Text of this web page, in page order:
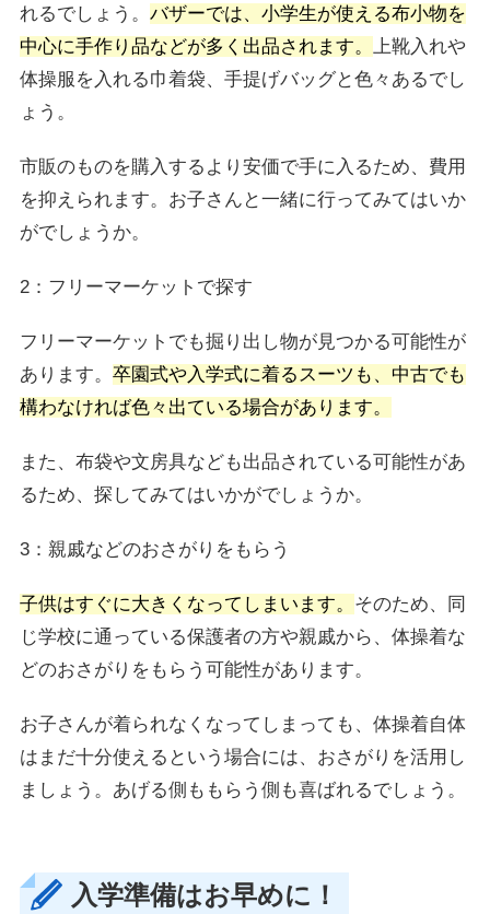
れるでしょう。 バザーでは、小学生が使える布小物を
中心に手作り品などが多く出品されます。 上靴入れや
体操服を入れる巾着袋、手提げバッグと色々あるでし
ょう。
市販のものを購入するより安価で手に入るため、費用
を抑えられます。お子さんと一緒に行ってみてはいか
がでしょうか。
2：フリーマーケットで探す
フリーマーケットでも掘り出し物が見つかる可能性が
あります。 卒園式や入学式に着るスーツも、中古でも
構わなければ色々出ている場合があります。
また、布袋や文房具なども出品されている可能性があ
るため、探してみてはいかがでしょうか。
3：親戚などのおさがりをもらう
子供はすぐに大きくなってしまいます。 そのため、同
じ学校に通っている保護者の方や親戚から、体操着な
どのおさがりをもらう可能性があります。
お子さんが着られなくなってしまっても、体操着自体
はまだ十分使えるという場合には、おさがりを活用し
ましょう。あげる側ももらう側も喜ばれるでしょう。
入学準備はお早めに！